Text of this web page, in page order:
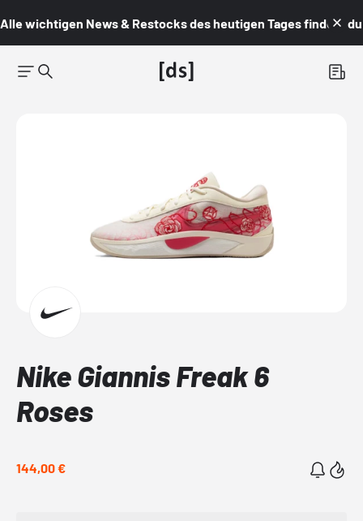
Alle wichtigen News & Restocks des heutigen Tages findest du
Nike Giannis Freak 6
Roses
144,00 €